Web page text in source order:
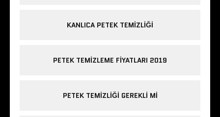
KANLICA PETEK TEMIZLIĞI
PETEK TEMIZLEME FIYATLARI 2019
PETEK TEMIZLIĞI GEREKLI MI